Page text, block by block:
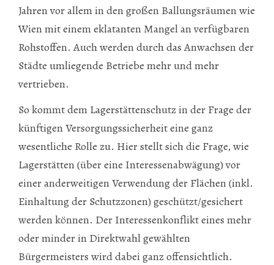
Jahren vor allem in den großen Ballungsräumen wie
Wien mit einem eklatanten Mangel an verfügbaren
Rohstoffen. Auch werden durch das Anwachsen der
Städte umliegende Betriebe mehr und mehr
vertrieben.
So kommt dem Lagerstättenschutz in der Frage der
künftigen Versorgungssicherheit eine ganz
wesentliche Rolle zu. Hier stellt sich die Frage, wie
Lagerstätten (über eine Interessenabwägung) vor
einer anderweitigen Verwendung der Flächen (inkl.
Einhaltung der Schutzzonen) geschützt/gesichert
werden können. Der Interessenkonflikt eines mehr
oder minder in Direktwahl gewählten
Bürgermeisters wird dabei ganz offensichtlich.